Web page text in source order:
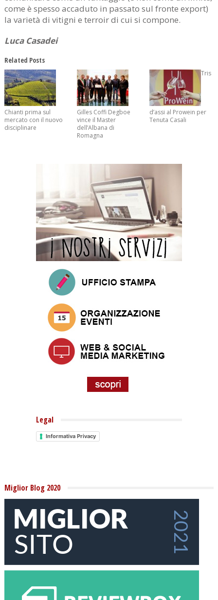
come è spesso accaduto in passato sul fronte export)
la varietà di vitigni e terroir di cui si compone.
Luca Casadei
Related Posts
Chianti prima sul
mercato con il nuovo
disciplinare
Gilles Coffi Degboe
vince il Master
dell’Albana di
Romagna
Tris
d’assi al Prowein per
Tenuta Casali
Legal
Informativa Privacy
Miglior Blog 2020